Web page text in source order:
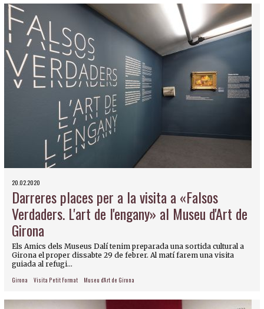
20.02.2020
Darreres places per a la visita a «Falsos
Verdaders. L'art de l'engany» al Museu d'Art de
Girona
Els Amics dels Museus Dalí tenim preparada una sortida cultural a
Girona el proper dissabte 29 de febrer. Al matí farem una visita
guiada al refugi...
Girona Visita Petit Format Museu d'Art de Girona